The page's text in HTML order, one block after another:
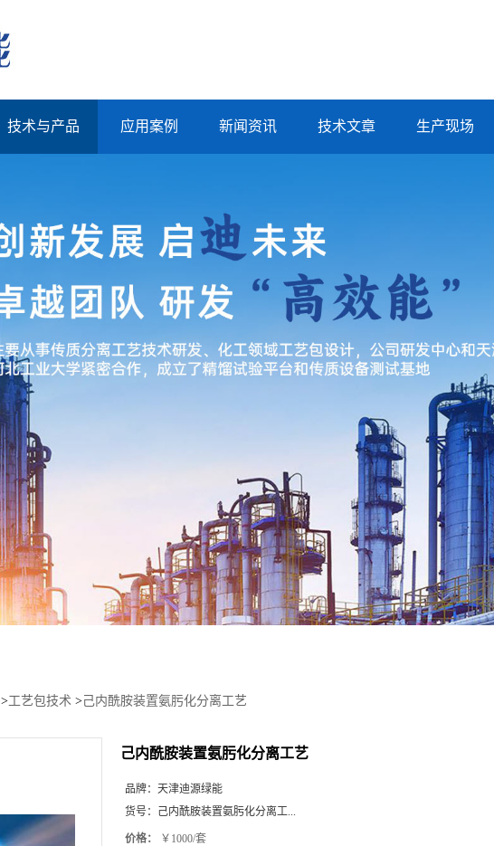
技术与产品 应用案例 新闻资讯 技术文章 生产现场
>工艺包技术 >己内酰胺装置氨肟化分离工艺
己内酰胺装置氨肟化分离工艺
品牌： 天津迪源绿能
货号： 己内酰胺装置氨肟化分离工...
价格： ￥1000/套